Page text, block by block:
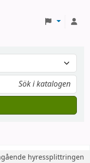
hyressplittringen